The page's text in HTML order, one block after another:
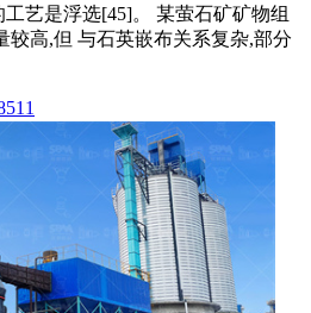
艺是浮选[45]。 某萤石矿矿物组
较高,但 与石英嵌布关系复杂,部分